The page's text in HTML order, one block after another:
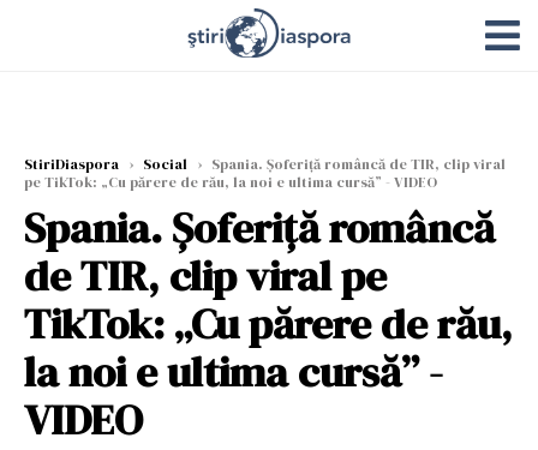
StiriDiaspora › Social › Spania. Șoferiță româncă de TIR, clip viral
pe TikTok: „Cu părere de rău, la noi e ultima cursă” - VIDEO
Spania. Șoferiță româncă
de TIR, clip viral pe
TikTok: „Cu părere de rău,
la noi e ultima cursă” -
VIDEO